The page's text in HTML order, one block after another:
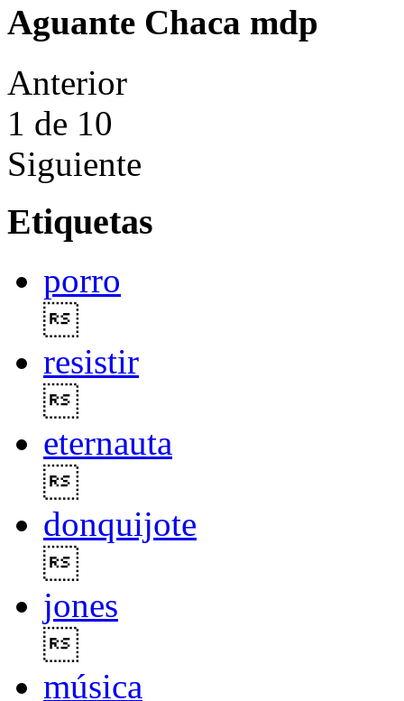
Aguante Chaca mdp
Anterior
1 de 10
Siguiente
Etiquetas
porro
resistir
eternauta
donquijote
jones
música